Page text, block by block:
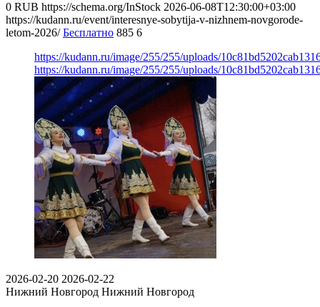
0 RUB https://schema.org/InStock 2026-06-08T12:30:00+03:00
https://kudann.ru/event/interesnye-sobytija-v-nizhnem-novgorode-
letom-2026/ Бесплатно 885 6
https://kudann.ru/image/255/255/uploads/
https://kudann.ru/image/255/255/uploads/
2026-02-20 2026-02-22
Нижний Новгород Нижний Новгород